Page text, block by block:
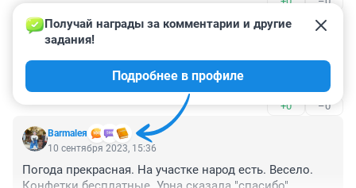
Гость
10 сентября 2023, 19:22
Кому нравятся пробки на площади труда, тот знает за
кого голосовать
+0 –0
Barmaleя
Получай награды за комментарии и другие
задания!
Подробнее в профиле
10 сентября 2023, 15:36
Погода прекрасная. На участке народ есть. Весело.